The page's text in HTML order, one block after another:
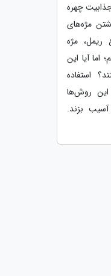
جذابیت چهره
مژه‌های
ریمل، مژه
آیا این
استفاده
روش‌ها
بزند.